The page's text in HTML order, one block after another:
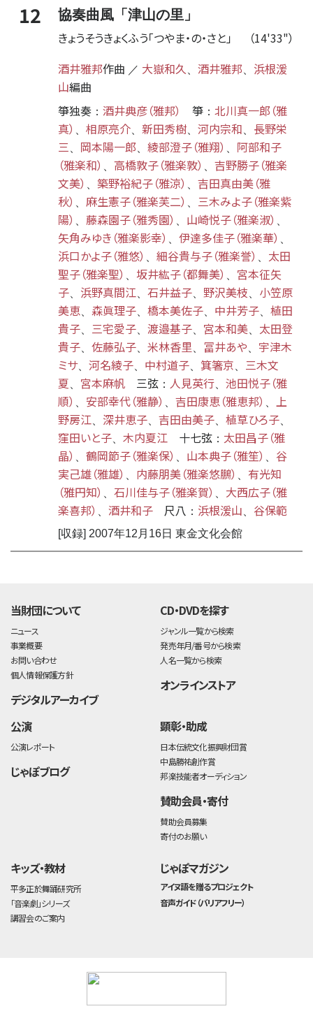
12 協奏曲風「津山の里」
（14'33"）
きょうそうきょくふう「つやま・の・さと」
酒井雅邦作曲 ／ 大嶽和久 酒井雅邦
浜根湲
山編曲
箏独奏 ： 酒井典彦（雅邦） 箏 ： 北川真一郎（雅
真）
相原亮介 新田秀樹 河内宗和
長野栄
三
岡本陽一郎 綾部澄子（雅翔）
阿部和子
（雅楽和）
高橋敦子（雅楽敦）
吉野勝子（雅楽
文美）
築野裕紀子（雅涼）
吉田真由美（雅
秋）
麻生憲子（雅楽芙二）
三木みよ子（雅楽紫
陽）
藤森園子（雅秀園） 山崎悦子（雅楽淑）
矢角みゆき（雅楽影幸） 伊達多佳子（雅楽華）
浜口かよ子（雅悠） 細谷貴与子（雅楽誉）
太田
聖子（雅楽聖）
坂井紘子（都舞美）
宮本征矢
子
浜野真間江 石井益子 野沢美枝
小笠原
美恵
森眞理子 橋本美佐子 中井芳子
植田
貴子
三宅愛子 渡邉基子 宮本和美
太田登
貴子
佐藤弘子 米林香里 冨井あや
宇津木
ミサ、 河名綾子 中村道子 箕箸京
三木文
夏
宮本麻帆 三弦 ： 人見英行
池田悦子（雅
順）
安部幸代（雅静） 吉田康恵（雅恵邦）
上
野房江
深井恵子 吉田由美子 植草ひろ子
窪田いと子 木内夏江 十七弦 ： 太田昌子（雅
晶）
鶴岡節子（雅楽保） 山本典子（雅笙）
谷
実己雄（雅雄）
内藤朋美（雅楽悠鵬）
有光知
（雅円知）
石川佳与子（雅楽賀）
大西広子（雅
楽喜邦）
酒井和子 尺八 ： 浜根湲山 谷保範
[収録] 2007年12月16日 東金文化会館
当財団について
ニュース
事業概要
お問い合わせ
個人情報保護方針
デジタルアーカイブ
CD・DVDを探す
ジャンル一覧から検索
発売年月/番号から検索
人名一覧から検索
オンラインストア
公演
公演レポート
じゃぽブログ
顕彰・助成
日本伝統文化振興財団賞
中島勝祐創作賞
邦楽技能者オーディション
賛助会員・寄付
賛助会員募集
寄付のお願い
キッズ・教材
平多正於舞踊研究所
「音楽劇」シリーズ
講習会のご案内
じゃぽマガジン
アイヌ語を贈るプロジェクト
音声ガイド（バリアフリー）